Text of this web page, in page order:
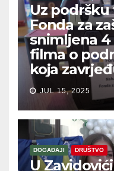
Uz
Fonda za
snimljena
filma o
koja
JUL 15, 2025
DOGAĐAJI DRUŠTVO
U